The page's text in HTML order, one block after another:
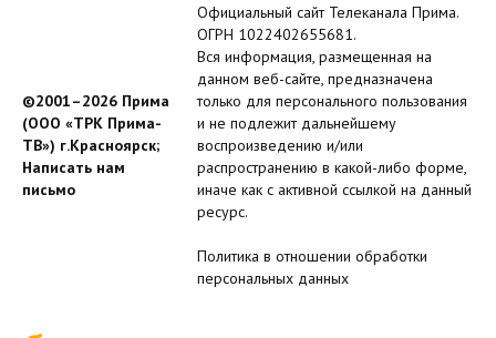
©2001–2026 Прима
(ООО «ТРК Прима-
ТВ») г.Красноярск;
Написать нам
письмо
Официальный сайт Телеканала Прима.
ОГРН 1022402655681.
Вся информация, размещенная на
данном веб-сайте, предназначена
только для персонального пользования
и не подлежит дальнейшему
воспроизведению и/или
распространению в какой-либо форме,
иначе как с активной ссылкой на данный
ресурс.
Политика в отношении обработки
персональных данных